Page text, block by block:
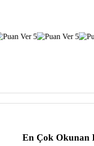
En Çok Okunan